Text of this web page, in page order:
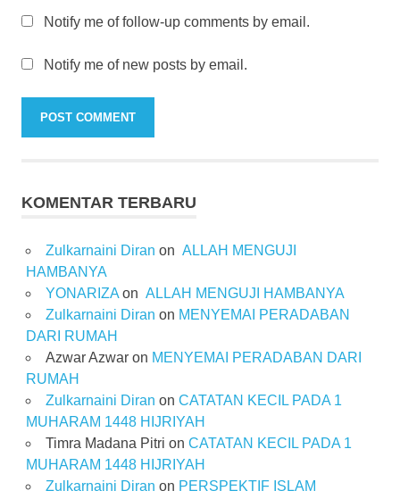
Notify me of follow-up comments by email.
Notify me of new posts by email.
KOMENTAR TERBARU
Zulkarnaini Diran on ALLAH MENGUJI
HAMBANYA
YONARIZAon ALLAH MENGUJI HAMBANYA
Zulkarnaini Diran on MENYEMAI PERADABAN
DARI RUMAH
Azwar Azwaron MENYEMAI PERADABAN DARI
RUMAH
Zulkarnaini Diran on CATATAN KECIL PADA 1
MUHARAM 1448 HIJRIYAH
Timra Madana Pitri on CATATAN KECIL PADA 1
MUHARAM 1448 HIJRIYAH
Zulkarnaini Diran on PERSPEKTIF ISLAM